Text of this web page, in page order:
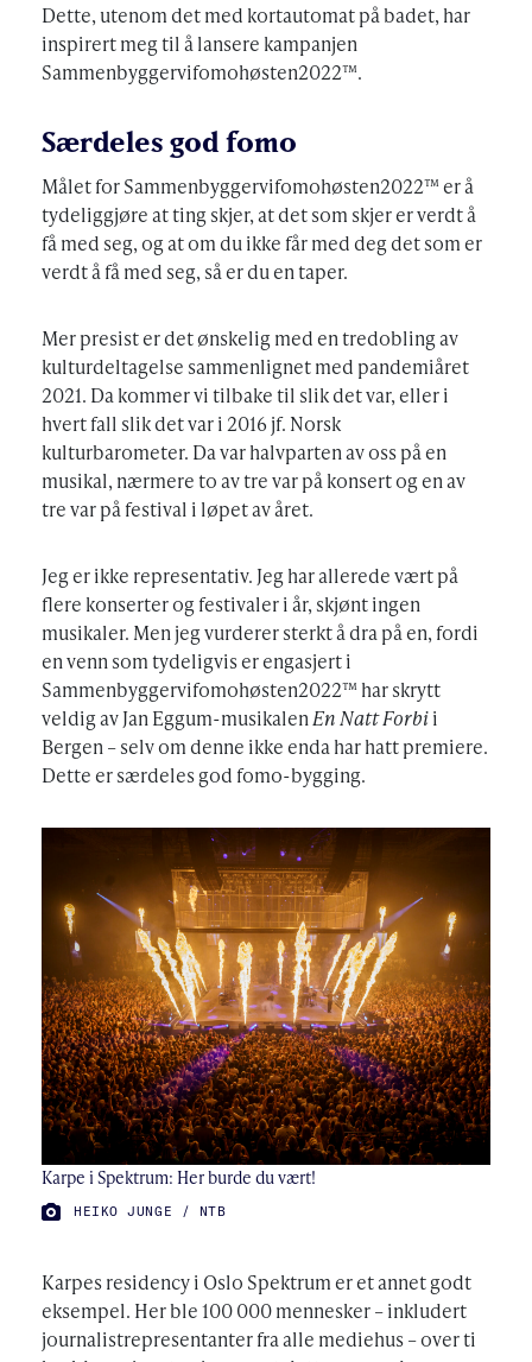
Dette, utenom det med kortautomat på badet, har
inspirert meg til å lansere kampanjen
Sammenbyggervifomohøsten2022™.
Særdeles god fomo
Målet for Sammenbyggervifomohøsten2022™ er å
tydeliggjøre at ting skjer, at det som skjer er verdt å
få med seg, og at om du ikke får med deg det som er
verdt å få med seg, så er du en taper.
Mer presist er det ønskelig med en tredobling av
kulturdeltagelse sammenlignet med pandemiåret
2021. Da kommer vi tilbake til slik det var, eller i
hvert fall slik det var i 2016 jf. Norsk
kulturbarometer. Da var halvparten av oss på en
musikal, nærmere to av tre var på konsert og en av
tre var på festival i løpet av året.
Jeg er ikke representativ. Jeg har allerede vært på
flere konserter og festivaler i år, skjønt ingen
musikaler. Men jeg vurderer sterkt å dra på en, fordi
en venn som tydeligvis er engasjert i
Sammenbyggervifomohøsten2022™ har skrytt
veldig av Jan Eggum-musikalenEn Natt Forbii
Bergen – selv om denne ikke enda har hatt premiere.
Dette er særdeles god fomo-bygging.
Karpe i Spektrum: Her burde du vært!
FOTO:
HEIKO JUNGE / NTB
Karpes residency i Oslo Spektrum er et annet godt
eksempel. Her ble 100 000 mennesker – inkludert
journalistrepresentanter fra alle mediehus – over ti